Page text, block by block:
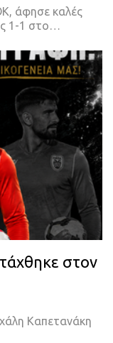
άφησε καλές
1-1 στο…
στον
Καπετανάκη